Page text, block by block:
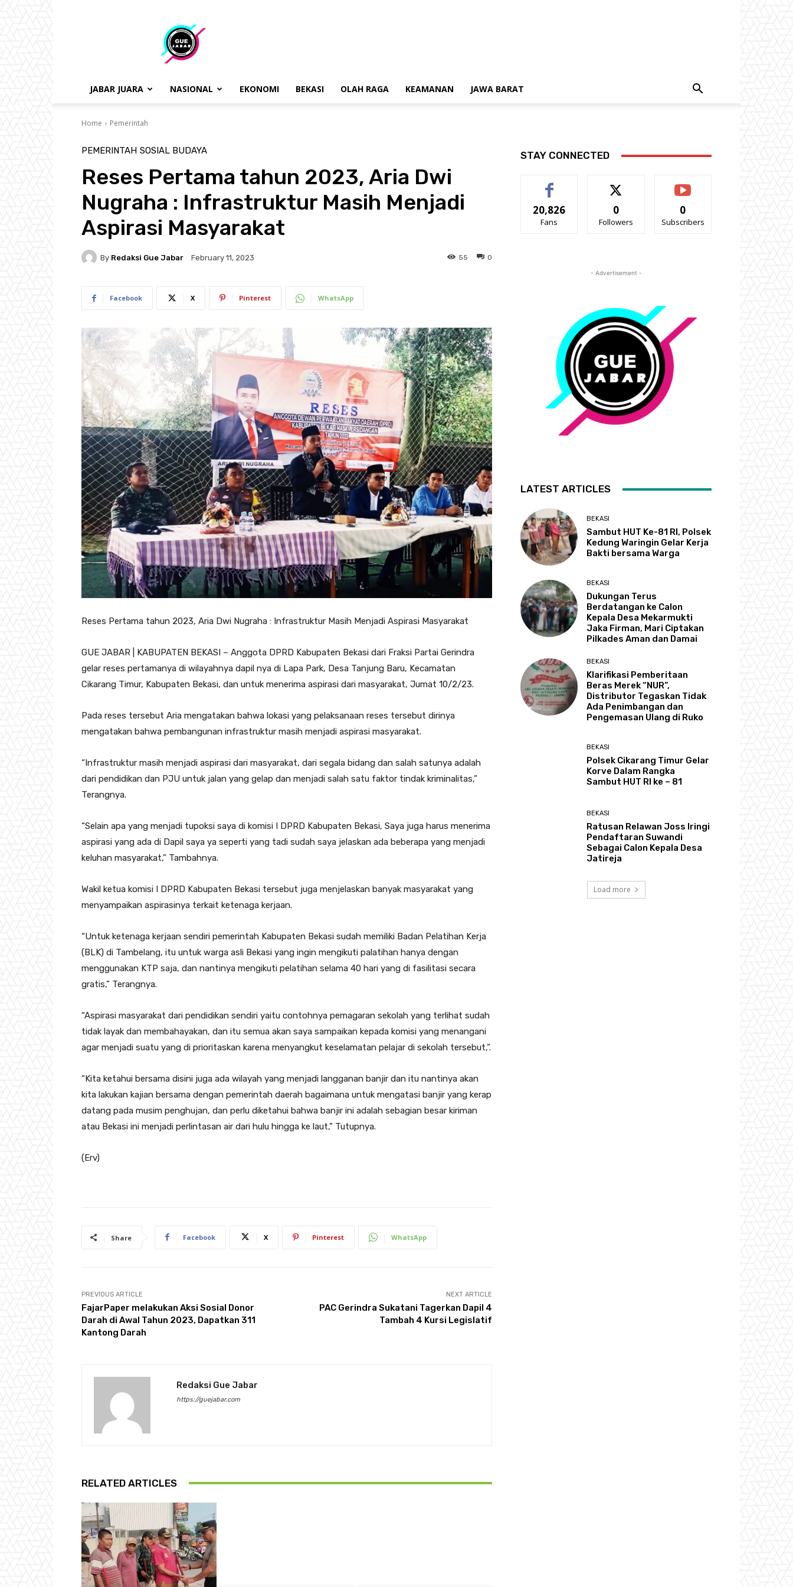
gue
jabar
JABAR JUARA NASIONAL EKONOMI BEKASI OLAH RAGA KEAMANAN JAWA BARAT
Home Pemerintah
PEMERINTAH SOSIAL BUDAYA
Reses Pertama tahun 2023, Aria Dwi
Nugraha : Infrastruktur Masih Menjadi
Aspirasi Masyarakat
By Redaksi Gue Jabar February 11, 2023 0
55
Facebook X Pinterest WhatsApp
Reses Pertama tahun 2023, Aria Dwi Nugraha : Infrastruktur Masih Menjadi Aspirasi Masyarakat
GUE JABAR | KABUPATEN BEKASI – Anggota DPRD Kabupaten Bekasi dari Fraksi Partai Gerindra
gelar reses pertamanya di wilayahnya dapil nya di Lapa Park, Desa Tanjung Baru, Kecamatan
Cikarang Timur, Kabupaten Bekasi, dan untuk menerima aspirasi dari masyarakat, Jumat 10/2/23.
Pada reses tersebut Aria mengatakan bahwa lokasi yang pelaksanaan reses tersebut dirinya
mengatakan bahwa pembangunan infrastruktur masih menjadi aspirasi masyarakat.
“Infrastruktur masih menjadi aspirasi dari masyarakat, dari segala bidang dan salah satunya adalah
dari pendidikan dan PJU untuk jalan yang gelap dan menjadi salah satu faktor tindak kriminalitas,”
Terangnya.
“Selain apa yang menjadi tupoksi saya di komisi I DPRD Kabupaten Bekasi, Saya juga harus menerima
aspirasi yang ada di Dapil saya ya seperti yang tadi sudah saya jelaskan ada beberapa yang menjadi
keluhan masyarakat,” Tambahnya.
Wakil ketua komisi I DPRD Kabupaten Bekasi tersebut juga menjelaskan banyak masyarakat yang
menyampaikan aspirasinya terkait ketenaga kerjaan.
“Untuk ketenaga kerjaan sendiri pemerintah Kabupaten Bekasi sudah memiliki Badan Pelatihan Kerja
(BLK) di Tambelang, itu untuk warga asli Bekasi yang ingin mengikuti palatihan hanya dengan
menggunakan KTP saja, dan nantinya mengikuti pelatihan selama 40 hari yang di fasilitasi secara
gratis,” Terangnya.
“Aspirasi masyarakat dari pendidikan sendiri yaitu contohnya pemagaran sekolah yang terlihat sudah
tidak layak dan membahayakan, dan itu semua akan saya sampaikan kepada komisi yang menangani
agar menjadi suatu yang di prioritaskan karena menyangkut keselamatan pelajar di sekolah tersebut,”.
“Kita ketahui bersama disini juga ada wilayah yang menjadi langganan banjir dan itu nantinya akan
kita lakukan kajian bersama dengan pemerintah daerah bagaimana untuk mengatasi banjir yang kerap
datang pada musim penghujan, dan perlu diketahui bahwa banjir ini adalah sebagian besar kiriman
atau Bekasi ini menjadi perlintasan air dari hulu hingga ke laut,” Tutupnya.
(Erv)
Share Facebook X Pinterest WhatsApp
PREVIOUS ARTICLE
FajarPaper melakukan Aksi Sosial Donor
Darah di Awal Tahun 2023, Dapatkan 311
Kantong Darah
NEXT ARTICLE
PAC Gerindra Sukatani Tagerkan Dapil 4
Tambah 4 Kursi Legislatif
Redaksi Gue Jabar
https://guejabar.com
RELATED ARTICLES
STAY CONNECTED
20,826
Fans
0
Followers
0
Subscribers
- Advertisement -
LATEST ARTICLES
BEKASI
Sambut HUT Ke-81 RI, Polsek
Kedung Waringin Gelar Kerja
Bakti bersama Warga
BEKASI
Dukungan Terus
Berdatangan ke Calon
Kepala Desa Mekarmukti
Jaka Firman, Mari Ciptakan
Pilkades Aman dan Damai
BEKASI
Klarifikasi Pemberitaan
Beras Merek “NUR”,
Distributor Tegaskan Tidak
Ada Penimbangan dan
Pengemasan Ulang di Ruko
BEKASI
Polsek Cikarang Timur Gelar
Korve Dalam Rangka
Sambut HUT RI ke – 81
BEKASI
Ratusan Relawan Joss Iringi
Pendaftaran Suwandi
Sebagai Calon Kepala Desa
Jatireja
Load more